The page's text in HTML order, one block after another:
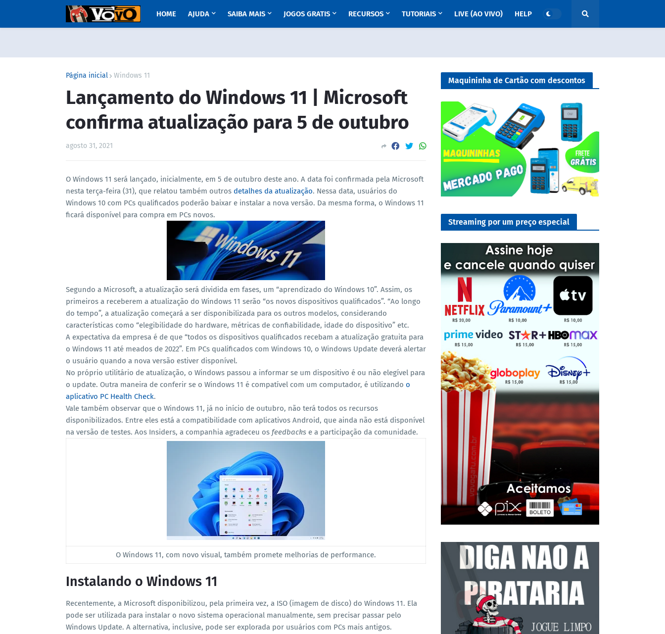
HOME AJUDA SAIBA MAIS JOGOS GRATIS RECURSOS TUTORIAIS LIVE (AO VIVO) HELP
Página inicial Windows 11
Lançamento do Windows 11 | Microsoft
confirma atualização para 5 de outubro
agosto 31, 2021
O Windows 11 será lançado, inicialmente, em 5 de outubro deste ano. A data foi confirmada pela Microsoft
nesta terça-feira (31), que relatou também outros detalhes da atualização. Nessa data, usuários do
Windows 10 com PCs qualificados poderão baixar e instalar a nova versão. Da mesma forma, o Windows 11
ficará disponível para compra em PCs novos.
Segundo a Microsoft, a atualização será dividida em fases, um “aprendizado do Windows 10”. Assim, os
primeiros a receberem a atualização do Windows 11 serão “os novos dispositivos qualificados”. “Ao longo
do tempo”, a atualização começará a ser disponibilizada para os outros modelos, considerando
características como “elegibilidade do hardware, métricas de confiabilidade, idade do dispositivo” etc.
A expectativa da empresa é de que “todos os dispositivos qualificados recebam a atualização gratuita para
o Windows 11 até meados de 2022”. Em PCs qualificados com Windows 10, o Windows Update deverá alertar
o usuário quando a nova versão estiver disponível.
No próprio utilitário de atualização, o Windows passou a informar se um dispositivo é ou não elegível para
o update. Outra maneira de conferir se o Windows 11 é compatível com um computador, é utilizando o
aplicativo PC Health Check.
Vale também observar que o Windows 11, já no início de outubro, não terá todos os recursos
disponibilizados. Entre eles está a compatibilidade com aplicativos Android, que ainda não está disponível
na versão de testes. Aos Insiders, a companhia agradeceu os feedbacks e a participação da comunidade.
O Windows 11, com novo visual, também promete melhorias de performance.
Instalando o Windows 11
Recentemente, a Microsoft disponibilizou, pela primeira vez, a ISO (imagem de disco) do Windows 11. Ela
pode ser utilizada para instalar o novo sistema operacional manualmente, sem precisar passar pelo
Windows Update. A alternativa, inclusive, pode ser explorada por usuários com PCs mais antigos.
Maquininha de Cartão com descontos
Streaming por um preço especial